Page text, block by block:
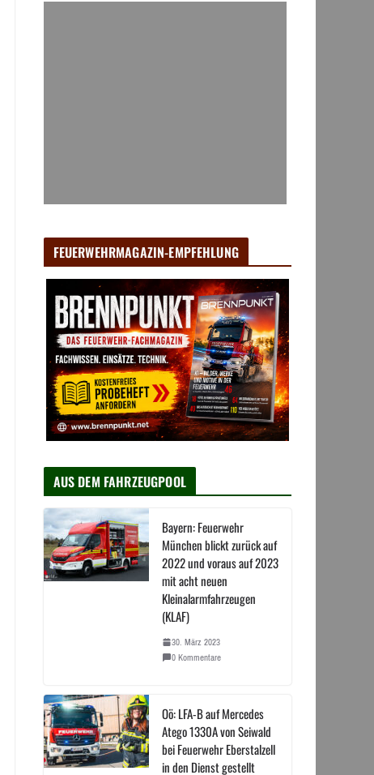
FEUERWEHRMAGAZIN-EMPFEHLUNG
AUS DEM FAHRZEUGPOOL
Bayern: Feuerwehr
München blickt zurück auf
2022 und voraus auf 2023
mit acht neuen
Kleinalarmfahrzeugen
(KLAF)
30. März 2023
0 Kommentare
Oö: LFA-B auf Mercedes
Atego 1330A von Seiwald
bei Feuerwehr Eberstalzell
in den Dienst gestellt